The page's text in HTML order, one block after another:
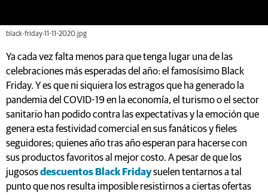
black-friday-11-11-2020.jpg
Ya cada vez falta menos para que tenga lugar una de las
celebraciones más esperadas del año: el famosísimo Black
Friday. Y es que ni siquiera los estragos que ha generado la
pandemia del COVID-19 en la economía, el turismo o el sector
sanitario han podido contra las expectativas y la emoción que
genera esta festividad comercial en sus fanáticos y fieles
seguidores; quienes año tras año esperan para hacerse con
sus productos favoritos al mejor costo. A pesar de que los
jugososdescuentos Black Fridaysuelen tentarnos a tal
punto que nos resulta imposible resistirnos a ciertas ofertas